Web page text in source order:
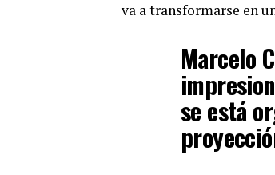
va a transformarse en
Marcelo
se está